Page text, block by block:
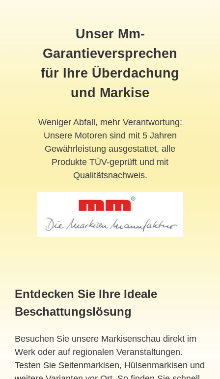
Unser Mm-
Garantieversprechen
für Ihre Überdachung
und Markise
Weniger Abfall, mehr Verantwortung:
Unsere Motoren sind mit 5 Jahren
Gewährleistung ausgestattet, alle
Produkte TÜV-geprüft und mit
Qualitätsnachweis.
Entdecken Sie Ihre Ideale
Beschattungslösung
Besuchen Sie unsere Markisenschau direkt im
Werk oder auf regionalen Veranstaltungen.
Testen Sie Seitenmarkisen, Hülsenmarkisen und